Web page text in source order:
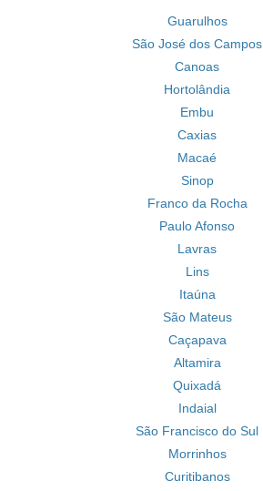
Guarulhos
São José dos Campos
Canoas
Hortolândia
Embu
Caxias
Macaé
Sinop
Franco da Rocha
Paulo Afonso
Lavras
Lins
Itaúna
São Mateus
Caçapava
Altamira
Quixadá
Indaial
São Francisco do Sul
Morrinhos
Curitibanos